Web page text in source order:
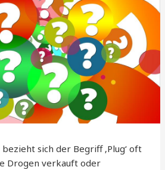
sich der Begriff ‚Plug‘ oft
Drogen verkauft oder